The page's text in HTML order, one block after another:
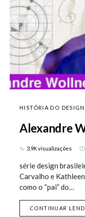
HISTÓRIA DO DESIGN
Alexandre
3,9K visualizações
série design
Carvalho e
como o “pai” do…
CONTINUAR